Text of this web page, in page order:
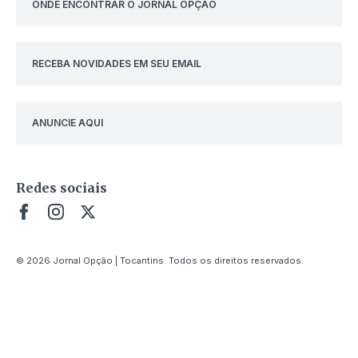
ONDE ENCONTRAR O JORNAL OPÇÃO
RECEBA NOVIDADES EM SEU EMAIL
ANUNCIE AQUI
Redes sociais
© 2026 Jornal Opção | Tocantins. Todos os direitos reservados.